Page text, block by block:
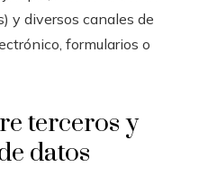
y diversos canales de
formularios o
terceros y
datos